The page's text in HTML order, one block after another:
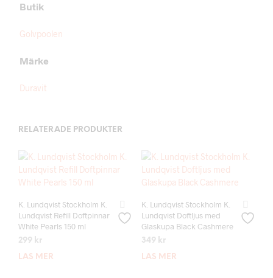
Butik
Golvpoolen
Märke
Duravit
RELATERADE PRODUKTER
K. Lundqvist Stockholm K.
Lundqvist Refill Doftpinnar
White Pearls 150 ml
299 kr
LÄS MER
K. Lundqvist Stockholm K.
Lundqvist Doftljus med
Glaskupa Black Cashmere
349 kr
LÄS MER